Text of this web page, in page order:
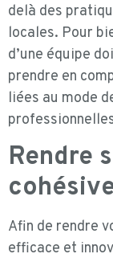
delà des
locales. Pour
d’une équipe
prendre en
liées au mode
Rendre
Afin de rendre
efficace et